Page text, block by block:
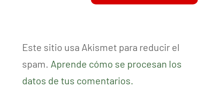
Este sitio usa Akismet para reducir el
spam. Aprende cómo se procesan los
datos de tus comentarios.